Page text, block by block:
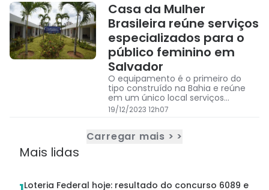
Casa da Mulher
Brasileira reúne serviços
especializados para o
público feminino em
Salvador
O equipamento é o primeiro do
tipo construído na Bahia e reúne
em um único local serviços
especializados de órgãos
vinculados à rede de proteção.
19/12/2023 12h07
Carregar mais > >
Mais lidas
Loteria Federal hoje: resultado do concurso 6089 e